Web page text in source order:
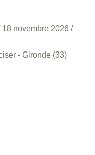
18 novembre 2026 /
- Gironde (33)